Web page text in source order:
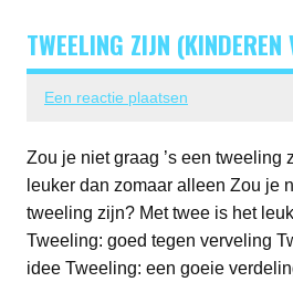
TWEELING ZIJN
Een reactie plaatsen
Zou je niet graag ’s een tweeling
leuker dan zomaar alleen Zou je
tweeling zijn? Met twee is het
Tweeling: goed tegen verveling
idee Tweeling: een goeie